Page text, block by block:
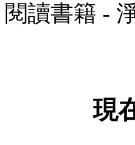
閱讀書籍 -
現